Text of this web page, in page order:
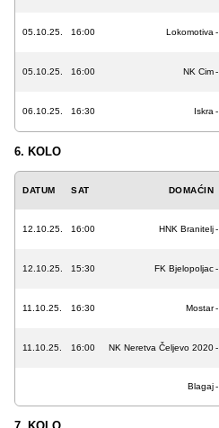
05.10.25. 16:00 Lokomotiva -
05.10.25. 16:00 NK Cim-
06.10.25. 16:30 Iskra -
6. KOLO
DATUM SAT DOMAĆIN
12.10.25. 16:00 HNK Branitelj-
12.10.25. 15:30 FK Bjelopoljac-
11.10.25. 16:30 Mostar-
11.10.25. 16:00 NK Neretva Čeljevo 2020-
Blagaj-